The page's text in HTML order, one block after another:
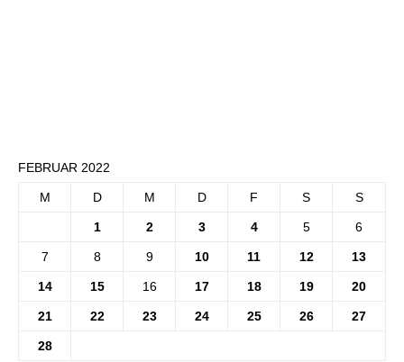
FEBRUAR 2022
M D M D F S S
1 2 3 4 5 6
7 8 9 10 11 12 13
14 15 16 17 18 19 20
21 22 23 24 25 26 27
28